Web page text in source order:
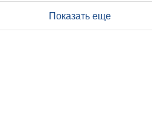
Показать еще